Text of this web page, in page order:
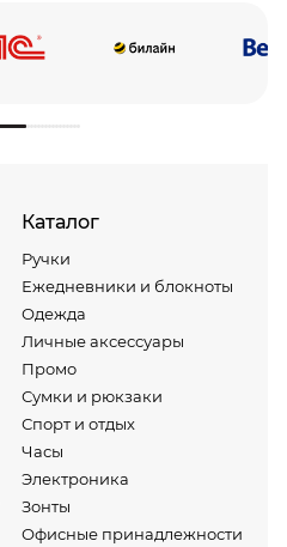
Каталог
Ручки
Ежедневники и блокноты
Одежда
Личные аксессуары
Промо
Сумки и рюкзаки
Спорт и отдых
Часы
Электроника
Зонты
Офисные принадлежности